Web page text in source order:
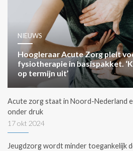
NIEUWS
Hoogleraar Acute Zorg pleit
fysiotherapie in basispakket.
op termijn uit’
Acute zorg staat in Noord-Nederland
onder druk
17 okt 2024
Jeugdzorg wordt minder toegankelijk